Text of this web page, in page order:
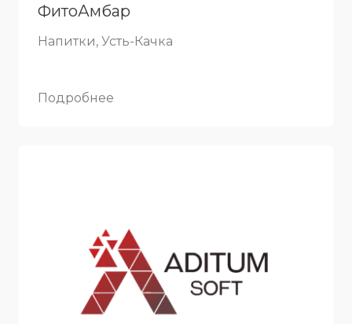
ФитоАмбар
Напитки, Усть-Качка
Подробнее